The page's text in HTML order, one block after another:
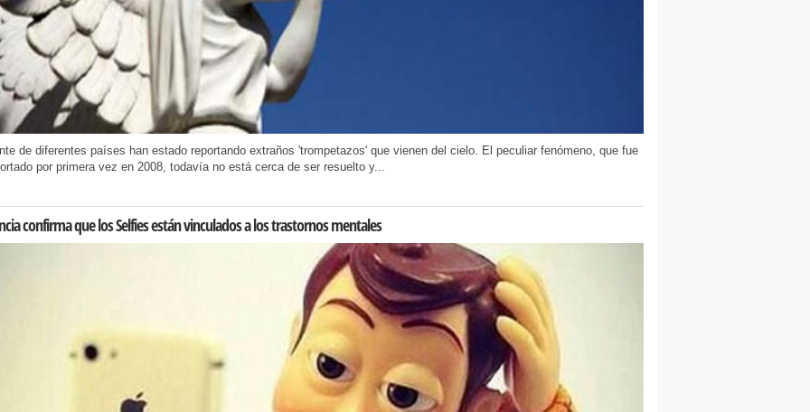
de diferentes países han estado reportando extraños 'trompetazos' que vienen del cielo. El peculiar fenómeno, que fue
por primera vez en 2008, todavía no está cerca de ser resuelto y...
confirma que los Selfies están vinculados a los trastornos mentales